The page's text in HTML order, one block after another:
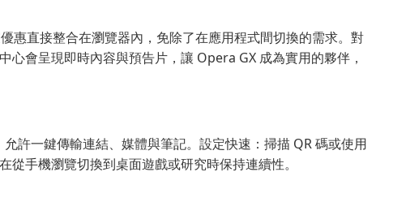
惠直接整合在瀏覽器內，免除了在應用程式間切換的需求。對
心會呈現即時內容與預告片，讓 Opera GX 成為實用的夥伴，
許一鍵傳輸連結、媒體與筆記。設定快速：掃描 QR 碼或使用
手機瀏覽切換到桌面遊戲或研究時保持連續性。